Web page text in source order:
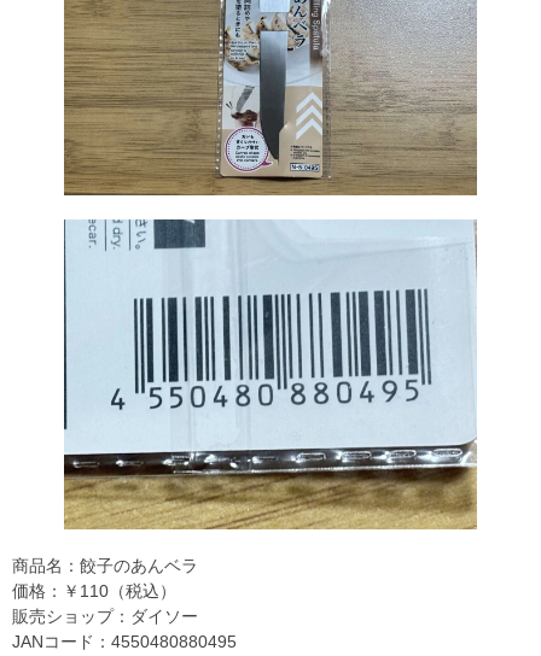
商品名：餃子のあんベラ
価格：￥110（税込）
販売ショップ：ダイソー
JANコード：4550480880495